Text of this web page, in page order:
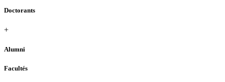
Doctorants
+
Alumni
Facultés